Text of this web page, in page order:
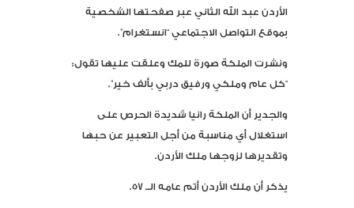
الأردن عبد الله الثاني عبر صفحتها الشخصية
بموقع التواصل الاجتماعي “انستغرام”.
ونشرت الملكة صورة للمك وعلقت عليها تقول:
“كل عام وملكي ورفيق دربي بألف خير”.
والجدير أن الملكة رانيا شديدة الحرص على
استغلال أي مناسبة من أجل التعبير عن حبها
وتقديرها لزوجها ملك الأردن.
يذكر أن ملك الأردن أتم عامه الــ 57.